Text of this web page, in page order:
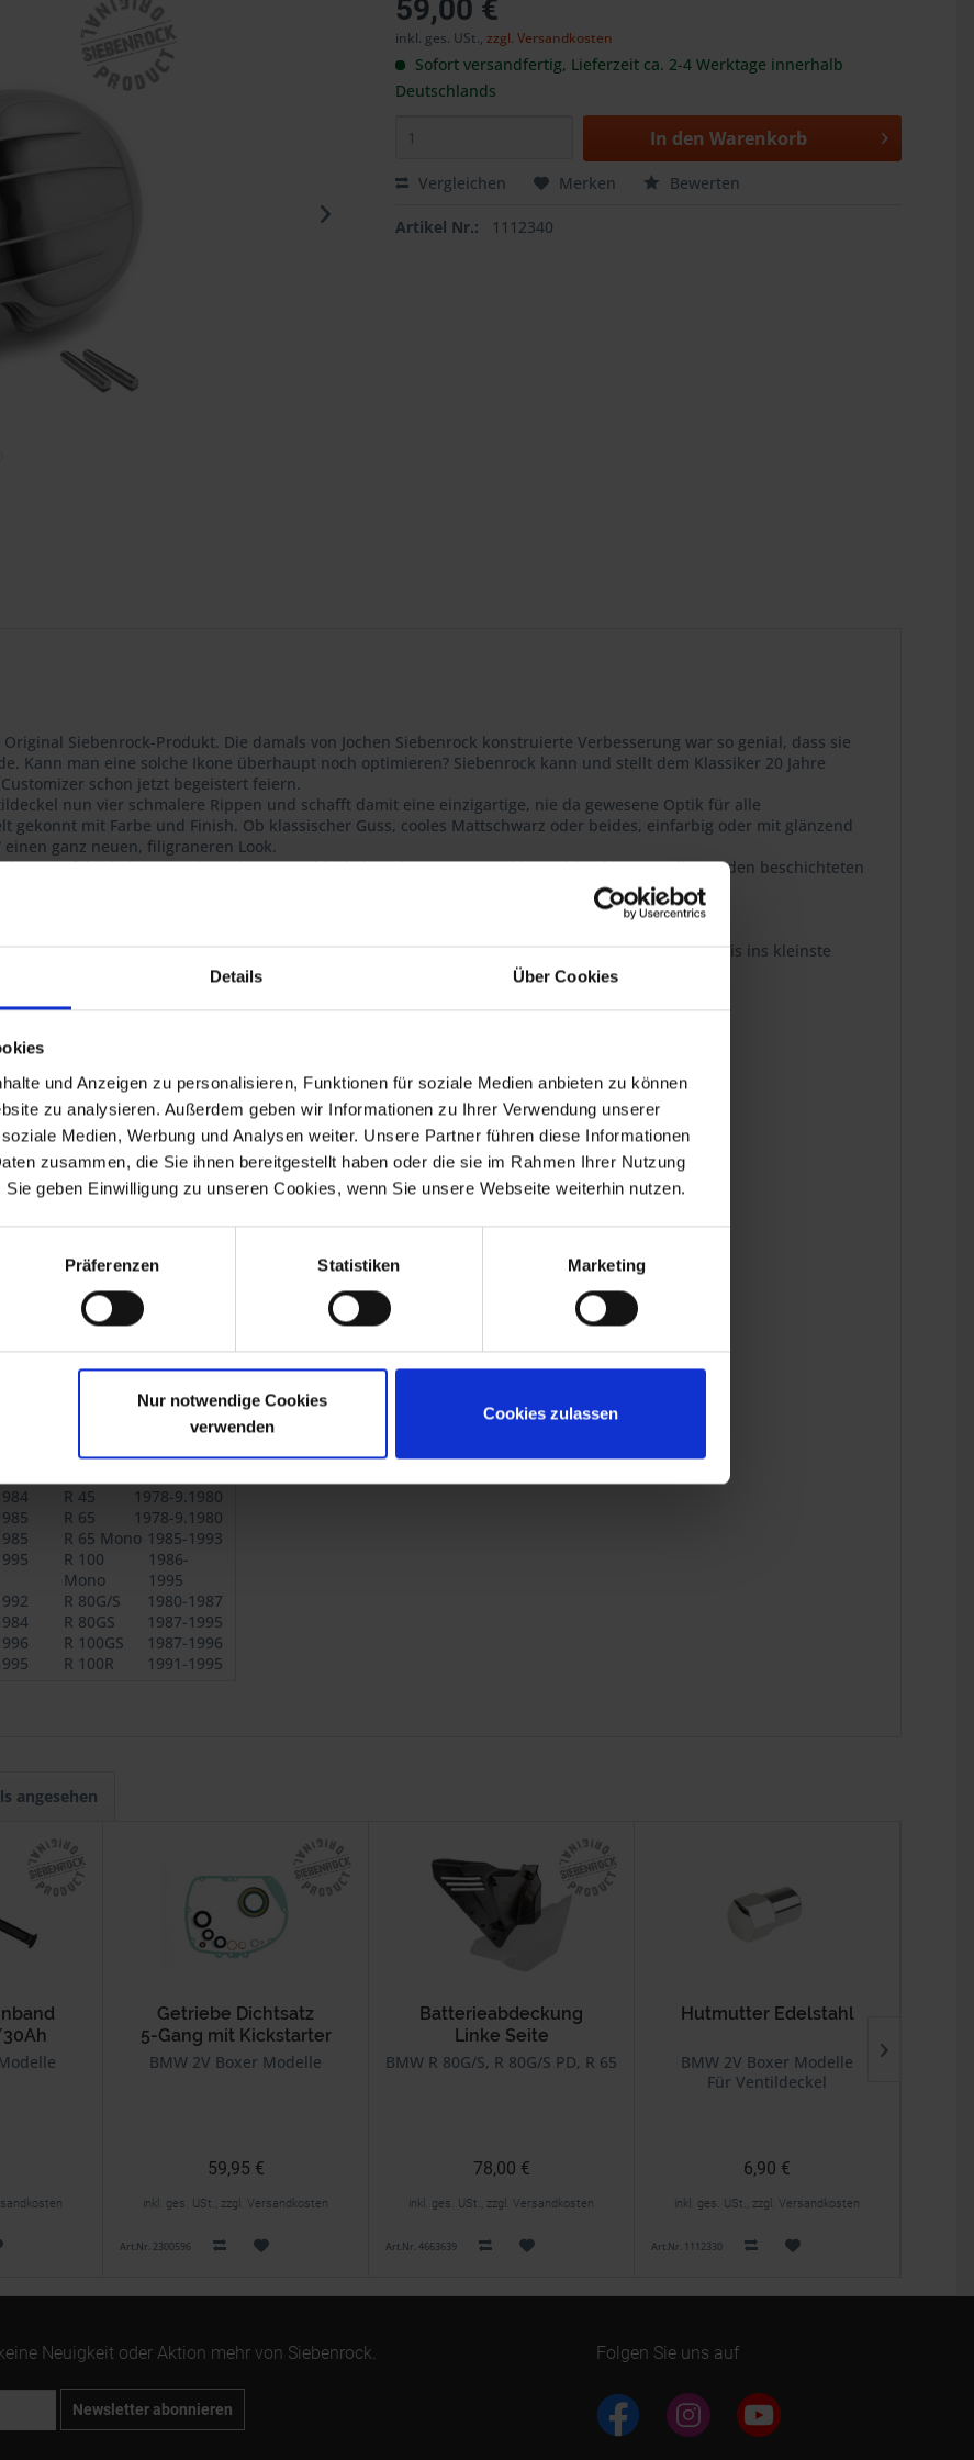
Details Über Cookies
und Anzeigen zu personalisieren, Funktionen für soziale Medien anbieten zu können
zu analysieren. Außerdem geben wir Informationen zu Ihrer Verwendung unserer
Medien, Werbung und Analysen weiter. Unsere Partner führen diese Informationen
zusammen, die Sie ihnen bereitgestellt haben oder die sie im Rahmen Ihrer Nutzung
geben Einwilligung zu unseren Cookies, wenn Sie unsere Webseite weiterhin nutzen.
Präferenzen Statistiken Marketing
Nur notwendige Cookies
verwenden
Cookies zulassen
59,00 €
inkl. ges. USt.,zzgl. Versandkosten
Sofort versandfertig, Lieferzeit ca. 2-4 Werktage innerhalb
Deutschlands
In den Warenkorb
Vergleichen Merken Bewerten
Artikel Nr.: 1112340
Siebenrock-Produkt. Die damals von Jochen Siebenrock konstruierte Verbesserung war so genial, dass sie
Kann man eine solche Ikone überhaupt noch optimieren? Siebenrock kann und stellt dem Klassiker 20 Jahre
schon jetzt begeistert feiern.
nun vier schmalere Rippen und schafft damit eine einzigartige, nie da gewesene Optik für alle
gekonnt mit Farbe und Finish. Ob klassischer Guss, cooles Mattschwarz oder beides, einfarbig oder mit glänzend
ganz neuen, filigraneren Look.
Zweifel erhaben. Der komplette Ventildeckel wird von A-Z in Süddeutschland hergestellt. Bei den beschichteten
dass die Oberfläche bis an den Rand dauerhaft hält, was sie verspricht.
Ihr Zeichen für kompromisslose Qualität, durchdachte Konstruktion und technische Perfektion bis ins kleinste
in Deutschland. Made in Germany.
(Art.-Nr. 1112426) – für eine dauerhaft zuverlässige Abdichtung.
7, R 75/7, R 80/7, R 80RT, R 80, R 100/7, R 100S, R 100RS, R 100RT, R 100CS
PD, R 80R, R 100R, R 100R Mystic, R 80GS Basic
R 60/5
1969-1973
1973-1976
1973-1976
1976-1980
R 80
1977-9.1980
R 45
1978-9.1980
R 65
1978-9.1980
R 65 Mono 1985-1993
R 100
Mono
1986-
1995
R 80G/S
1980-1987
R 80GS
1987-1995
R 100GS
1987-1996
R 100R 1991-1995
angesehen
Getriebe Dichtsatz
5-Gang mit Kickstarter
BMW 2V Boxer Modelle
59,95 €
inkl. ges. USt., zzgl. Versandkosten
Art.Nr. 2300596
Batterieabdeckung
Linke Seite
BMW R 80G/S, R 80G/S PD, R 65GS
78,00 €
inkl. ges. USt., zzgl. Versandkosten
Art.Nr. 4663639
Hutmutter Edelstahl
BMW 2V Boxer Modelle
Für Ventildeckel
6,90 €
inkl. ges. USt., zzgl. Versandkosten
Art.Nr. 1112330
Neuigkeit oder Aktion mehr von Siebenrock.
Newsletter abonnieren
Folgen Sie uns auf